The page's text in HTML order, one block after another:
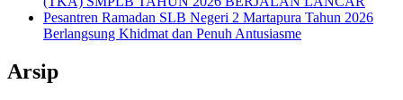
Pesantren Ramadan SLB Negeri 2 Martapura Tahun 2026
Berlangsung Khidmat dan Penuh Antusiasme
Arsip